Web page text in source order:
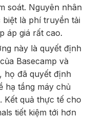
soát. Nguyên nhân
biệt là phí truyền tải
áp giá rất cao.
này là quyết định
Basecamp và
họ đã quyết định
hạ tầng máy chủ
Kết quả thực tế cho
tiết kiệm tới hơn